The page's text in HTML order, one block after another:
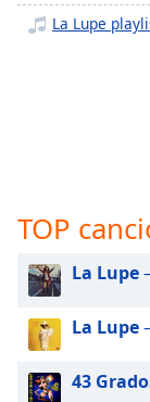
off,
settings
subtitles
off
selected
Track
La Lupe
TOP
La Lupe
La Lupe
43